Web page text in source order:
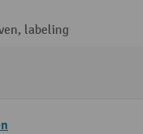
labeling